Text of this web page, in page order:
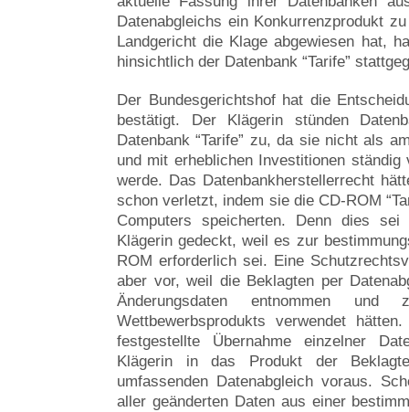
Datenabgleichs ein Konkurrenzprodukt
Landgericht die Klage abgewiesen hat,
hinsichtlich der Datenbank “Tarife”
Der Bundesgerichtshof hat die
bestätigt. Der Klägerin stünden
Datenbank “Tarife” zu, da sie nicht als
und mit erheblichen Investitionen
werde. Das Datenbankherstellerrecht
schon verletzt, indem sie die CD-ROM
Computers speicherten. Denn dies
Klägerin gedeckt, weil es zur
ROM erforderlich sei. Eine
aber vor, weil die Beklagten per
Änderungsdaten entnommen und
Wettbewerbsprodukts verwendet
festgestellte Übernahme einzelner
Klägerin in das Produkt der
umfassenden Datenabgleich voraus.
aller geänderten Daten aus einer